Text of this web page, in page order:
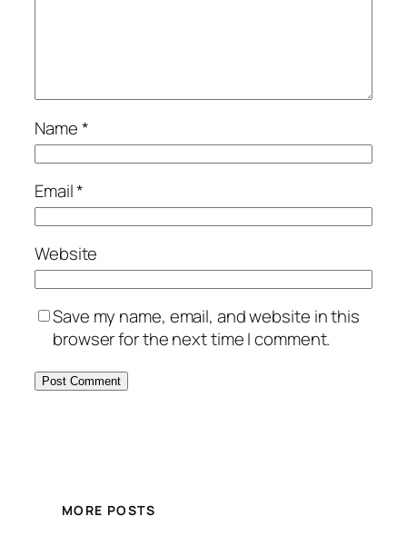
Name*
Email*
Website
Save my name, email, and website in this
browser for the next time I comment.
MORE POSTS